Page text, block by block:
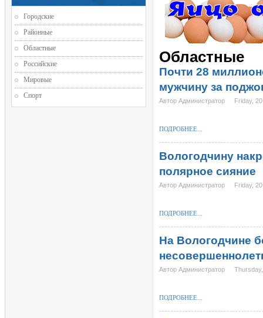
Областные
Почти 28
мужчину за
Автор Администратор Friday,
ПОДРОБНЕЕ...
Вологодчину
полярное сияние
Автор Администратор Friday,
ПОДРОБНЕЕ...
На Вологодчине
Автор Администратор
ПОДРОБНЕЕ...
Городские
Районные
Областные
Российские
Мировые
Спорт